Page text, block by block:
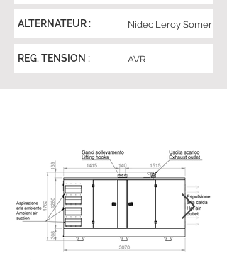
ALTERNATEUR : Nidec Leroy Somer
REG. TENSION : AVR